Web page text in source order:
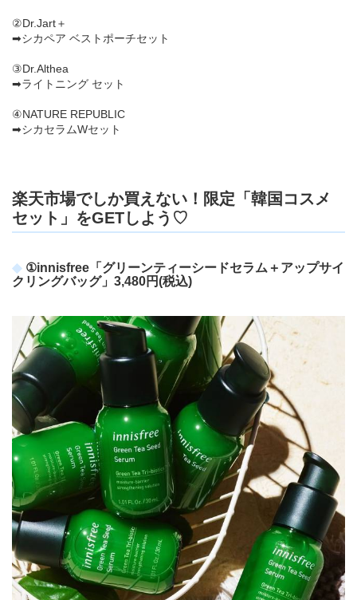
②Dr.Jart＋
➡シカペア ベストポーチセット
③Dr.Althea
➡ライトニング セット
④NATURE REPUBLIC
➡シカセラムWセット
楽天市場でしか買えない！限定「韓国コスメ
セット」をGETしよう♡
①innisfree「グリーンティーシードセラム＋アップサイ
クリングバッグ」3,480円(税込)